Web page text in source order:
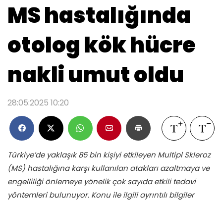
MS hastalığında
otolog kök hücre
nakli umut oldu
28:05:2025 10:20
Türkiye’de yaklaşık 85 bin kişiyi etkileyen Multipl Skleroz
(MS) hastalığına karşı kullanılan atakları azaltmaya ve
engelliliği önlemeye yönelik çok sayıda etkili tedavi
yöntemleri bulunuyor. Konu ile ilgili ayrıntılı bilgiler